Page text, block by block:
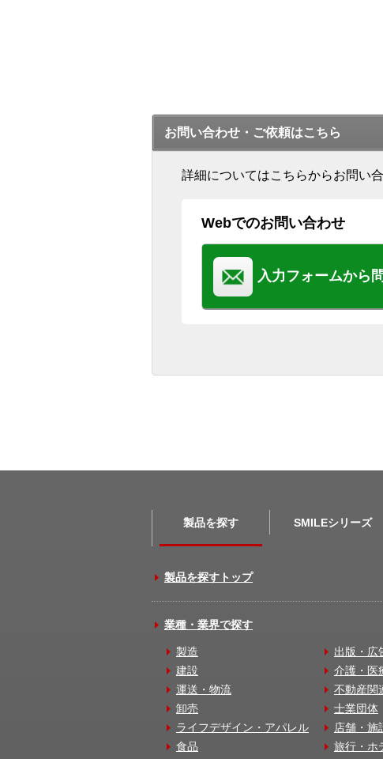
お問い合わせ・ご依頼はこちら
詳細についてはこちらからお問い
Webでのお問い合わせ
入力フォームから
製品を探す SMILEシリーズ
製品を探すトップ
業種・業界で探す
製造
建設
運送・物流
卸売
ライフデザイン・アパレル
食品
出版・広
介護・医
不動産関
士業団体
店舗・施
旅行・ホ